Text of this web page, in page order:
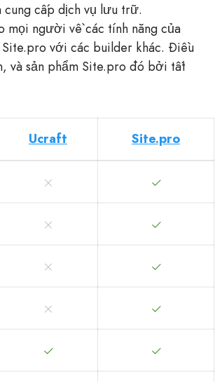
cung cấp dịch vụ lưu trữ.
người về các tính năng của
với các builder khác. Điều
và sản phẩm Site.pro đó bởi tất
Ucraft Site.pro